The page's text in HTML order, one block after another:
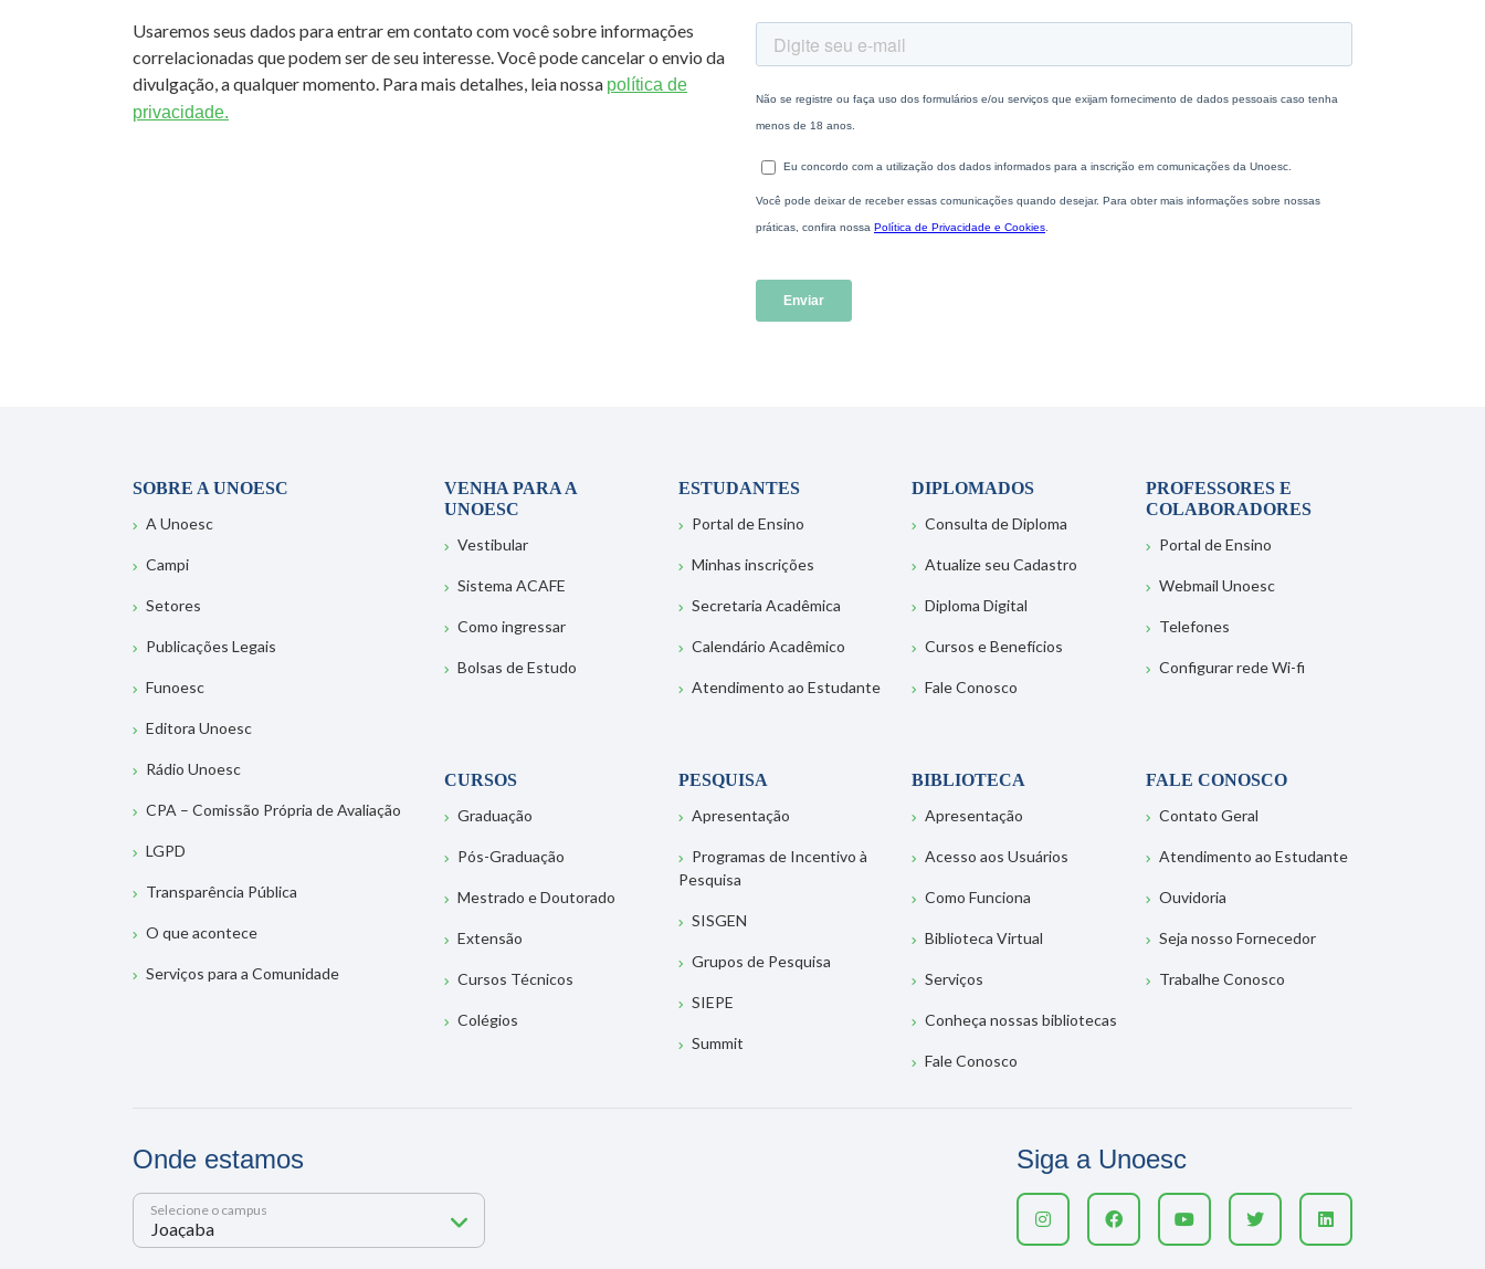
Usaremos seus dados para entrar em contato com você sobre informações
correlacionadas que podem ser de seu interesse. Você pode cancelar o envio da
divulgação, a qualquer momento. Para mais detalhes, leia nossa política de
privacidade.
SOBRE A UNOESC
A Unoesc
Campi
Setores
Publicações Legais
Funoesc
Editora Unoesc
Rádio Unoesc
CPA – Comissão Própria de Avaliação
LGPD
Transparência Pública
O que acontece
Serviços para a Comunidade
VENHA PARA A
UNOESC
Vestibular
Sistema ACAFE
Como ingressar
Bolsas de Estudo
ESTUDANTES
Portal de Ensino
Minhas inscrições
Secretaria Acadêmica
Calendário Acadêmico
Atendimento ao Estudante
DIPLOMADOS
Consulta de Diploma
Atualize seu Cadastro
Diploma Digital
Cursos e Benefícios
Fale Conosco
PROFESSORES E
COLABORADORES
Portal de Ensino
Webmail Unoesc
Telefones
Configurar rede Wi-fi
CURSOS
Graduação
Pós-Graduação
Mestrado e Doutorado
Extensão
Cursos Técnicos
Colégios
PESQUISA
Apresentação
Programas de Incentivo à
Pesquisa
SISGEN
Grupos de Pesquisa
SIEPE
Summit
BIBLIOTECA
Apresentação
Acesso aos Usuários
Como Funciona
Biblioteca Virtual
Serviços
Conheça nossas bibliotecas
Fale Conosco
FALE CONOSCO
Contato Geral
Atendimento ao Estudante
Ouvidoria
Seja nosso Fornecedor
Trabalhe Conosco
Onde estamos
Selecione o campus
Siga a Unoesc